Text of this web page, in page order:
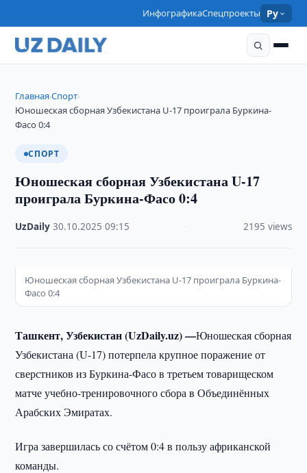
ИнфографикаСпецпроекты Ру
Главная›Спорт›
Юношеская сборная Узбекистана U-17 проиграла Буркина-
Фасо 0:4
СПОРТ
Юношеская сборная Узбекистана U-17
проиграла Буркина-Фасо 0:4
UzDaily ·30.10.2025 ·09:15 2195 views
Юношеская сборная Узбекистана U-17 проиграла Буркина-
Фасо 0:4
Ташкент, Узбекистан (UzDaily.uz) —Юношеская сборная
Узбекистана (U-17) потерпела крупное поражение от
сверстников из Буркина-Фасо в третьем товарищеском
матче учебно-тренировочного сбора в Объединённых
Арабских Эмиратах.
Игра завершилась со счётом 0:4 в пользу африканской
команды.